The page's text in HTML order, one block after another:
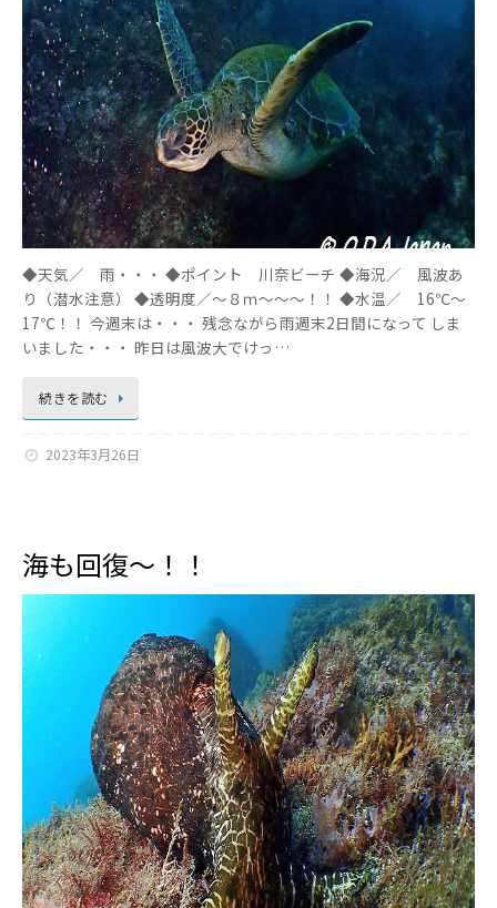
◆天気／ 雨・・・ ◆ポイント 川奈ビーチ ◆海況／ 風波あ
り（潜水注意） ◆透明度／～８ｍ～～～！！ ◆水温／ 16℃～
17℃！！ 今週末は・・・ 残念ながら雨週末2日間になって しま
いました・・・ 昨日は風波大でけっ…
続きを読む
2023年3月26日
海も回復～！！